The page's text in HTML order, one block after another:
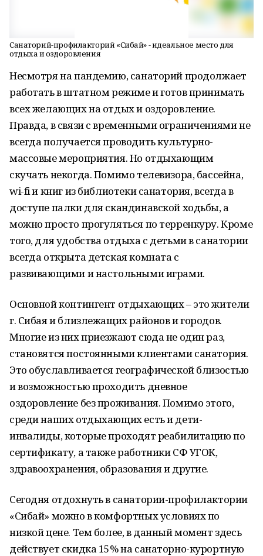
Санаторий-профилакторий «Сибай» - идеальное место для
отдыха и оздоровления
Несмотря на пандемию, санаторий продолжает
работать в штатном режиме и готов принимать
всех желающих на отдых и оздоровление.
Правда, в связи с временными ограничениями не
всегда получается проводить культурно-
массовые мероприятия. Но отдыхающим
скучать некогда. Помимо телевизора, бассейна,
wi-fi и книг из библиотеки санатория, всегда в
доступе палки для скандинавской ходьбы, а
можно просто прогуляться по терренкуру. Кроме
того, для удобства отдыха с детьми в санатории
всегда открыта детская комната с
развивающими и настольными играми.
Основной контингент отдыхающих – это жители
г. Сибая и близлежащих районов и городов.
Многие из них приезжают сюда не один раз,
становятся постоянными клиентами санатория.
Это обуславливается географической близостью
и возможностью проходить дневное
оздоровление без проживания. Помимо этого,
среди наших отдыхающих есть и дети-
инвалиды, которые проходят реабилитацию по
сертификату, а также работники СФ УГОК,
здравоохранения, образования и другие.
Сегодня отдохнуть в санатории-профилактории
«Сибай» можно в комфортных условиях по
низкой цене. Тем более, в данный момент здесь
действует скидка 15% на санаторно-курортную